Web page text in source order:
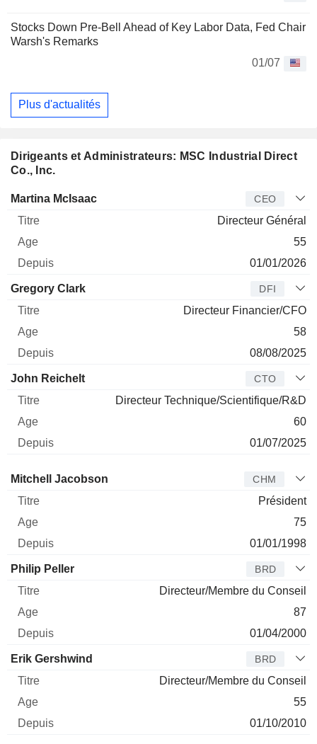
Stocks Down Pre-Bell Ahead of Key Labor Data, Fed Chair
Warsh's Remarks
01/07
Plus d'actualités
Dirigeants et Administrateurs: MSC Industrial Direct
Co., Inc.
Dirigeant Titre Age
Martina McIsaac CEO
Directeur Général
55
01/01/2026
Gregory Clark DFI
Directeur Financier/CFO
58
08/08/2025
John Reichelt CTO
Directeur Technique/Scientifique/R&D
60
01/07/2025
Administrateur Titre
Mitchell Jacobson CHM
Président
75
01/01/1998
Philip Peller BRD
Directeur/Membre du Conseil
87
01/04/2000
Erik Gershwind BRD
Directeur/Membre du Conseil
55
01/10/2010